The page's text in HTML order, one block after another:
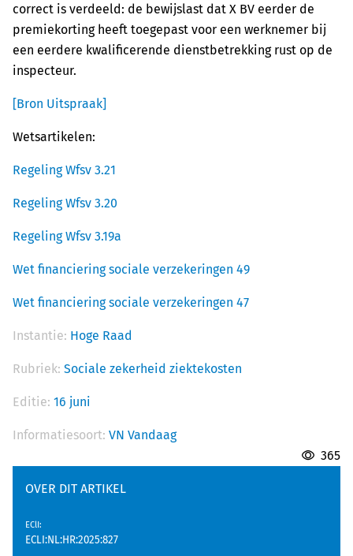
correct is verdeeld: de bewijslast dat X BV eerder de
premiekorting heeft toegepast voor een werknemer bij
een eerdere kwalificerende dienstbetrekking rust op de
inspecteur.
[Bron Uitspraak]
Wetsartikelen:
Regeling Wfsv 3.21
Regeling Wfsv 3.20
Regeling Wfsv 3.19a
Wet financiering sociale verzekeringen 49
Wet financiering sociale verzekeringen 47
Instantie: Hoge Raad
Rubriek: Sociale zekerheid ziektekosten
Editie: 16 juni
Informatiesoort: VN Vandaag
365
OVER DIT ARTIKEL
EClI:
ECLI:NL:HR:2025:827